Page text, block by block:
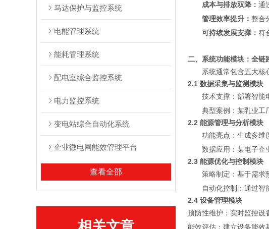
马达保护与监控系统
电能管理系统
能耗管理系统
配电室综合监控系统
电力监控系统
变电站综合自动化系统
企业微电网能效管理平台
查看全部
成本与排放双降： 通
管理效率提升： 整合
可持续发展支撑： 符
二、系统功能模块：全链
系统通常包含五大核
2.1 数据采集与监测模块
技术支撑：部署智能
典型案例：某乳业工
2.2 能源管理与分析模块
功能亮点：生成多维
数据应用：某电子企
2.3 能源优化与控制模块
策略制定：基于需求
自动化控制：通过智
2.4 设备管理模块
预防性维护：实时监控设
能效评估：建立设备能效